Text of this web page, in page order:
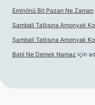
Eminönü Bit Pazarı Ne Zaman
Şambali Tatlısına Amonyak
Şambali Tatlısına Amonyak
Batıl Ne Demek Namaz için